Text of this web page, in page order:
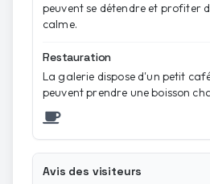
peuvent se détendre et profiter
calme.
Restauration
La galerie dispose d'un petit
peuvent prendre une boisson
Avis des visiteurs